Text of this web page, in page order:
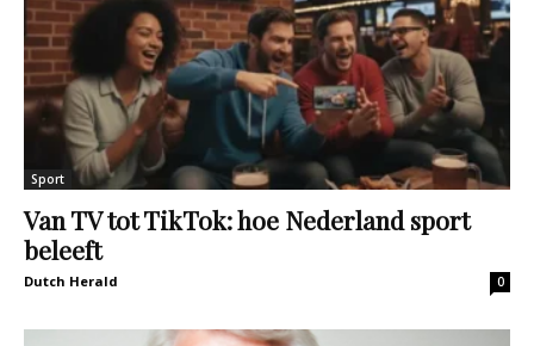
Sport
Van TV tot TikTok: hoe Nederland sport
beleeft
Dutch Herald 0